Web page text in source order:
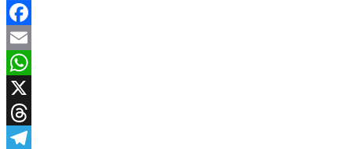
Facebook
Email
WhatsApp
X
Threads